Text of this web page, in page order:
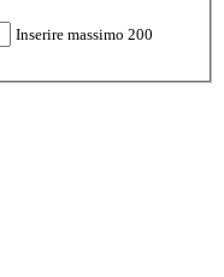
Inserire massimo 200